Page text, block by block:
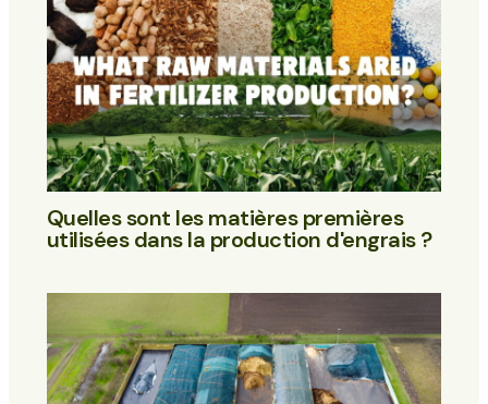
Quelles sont les matières premières
utilisées dans la production d'engrais ?